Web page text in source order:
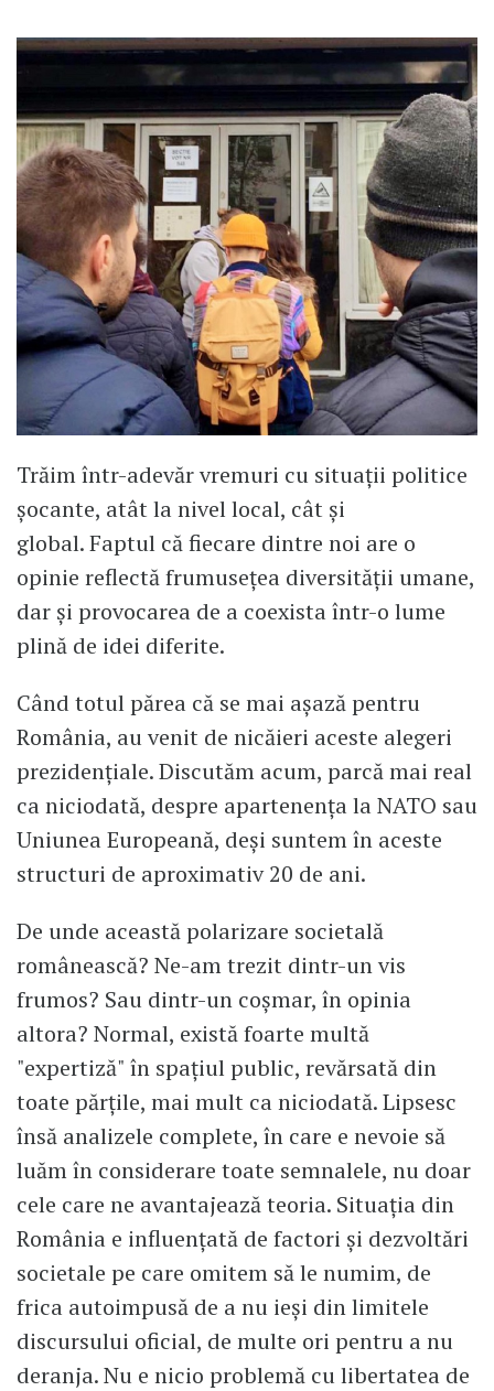
Trăim într-adevăr vremuri cu situații politice
șocante, atât la nivel local, cât și
global. Faptul că fiecare dintre noi are o
opinie reflectă frumusețea diversității umane,
dar și provocarea de a coexista într-o lume
plină de idei diferite.
Când totul părea că se mai așază pentru
România, au venit de nicăieri aceste alegeri
prezidențiale. Discutăm acum, parcă mai real
ca niciodată, despre apartenența la NATO sau
Uniunea Europeană, deși suntem în aceste
structuri de aproximativ 20 de ani.
De unde această polarizare societală
românească? Ne-am trezit dintr-un vis
frumos? Sau dintr-un coșmar, în opinia
altora? Normal, există foarte multă
"expertiză" în spațiul public, revărsată din
toate părțile, mai mult ca niciodată. Lipsesc
însă analizele complete, în care e nevoie să
luăm în considerare toate semnalele, nu doar
cele care ne avantajează teoria. Situația din
România e influenţată de factori și dezvoltări
societale pe care omitem să le numim, de
frica autoimpusă de a nu ieși din limitele
discursului oficial, de multe ori pentru a nu
deranja. Nu e nicio problemă cu libertatea de